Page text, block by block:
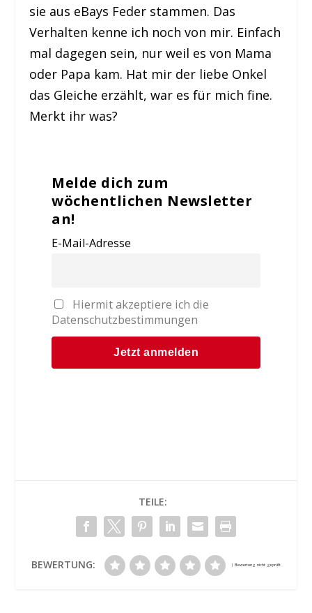
sie aus eBays Feder stammen. Das
Verhalten kenne ich noch von mir. Einfach
mal dagegen sein, nur weil es von Mama
oder Papa kam. Hat mir der liebe Onkel
das Gleiche erzählt, war es für mich fine.
Merkt ihr was?
Melde dich zum
wöchentlichen Newsletter
an!
E-Mail-Adresse
Hiermit akzeptiere ich die
Datenschutzbestimmungen
TEILE:
BEWERTUNG: